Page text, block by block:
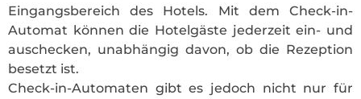
Eingangsbereich des Hotels. Mit dem Check-in-
Automat können die Hotelgäste jederzeit ein- und
auschecken, unabhängig davon, ob die Rezeption
besetzt ist.
Check-in-Automaten gibt es jedoch nicht nur für